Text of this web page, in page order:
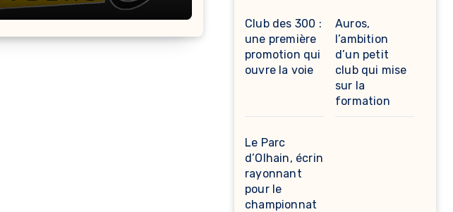
Club des 300 :
une première
promotion qui
ouvre la voie
Auros,
l’ambition
d’un petit
club qui mise
sur la
formation
Le Parc
d’Olhain, écrin
rayonnant
pour le
championnat